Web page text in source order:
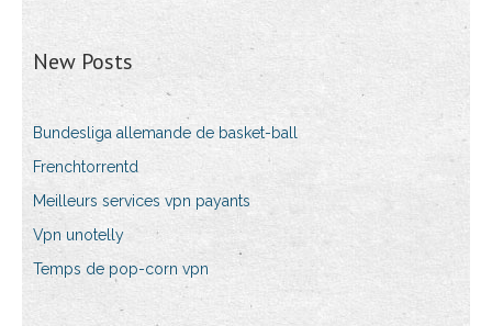
New Posts
Bundesliga allemande de basket-ball
Frenchtorrentd
Meilleurs services vpn payants
Vpn unotelly
Temps de pop-corn vpn